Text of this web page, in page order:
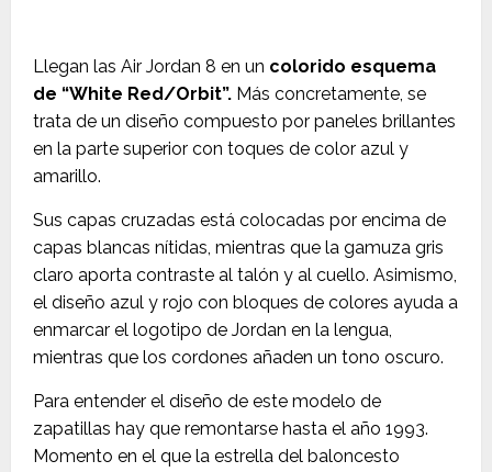
Llegan las Air Jordan 8 en un colorido esquema
de “White Red/Orbit”. Más concretamente, se
trata de un diseño compuesto por paneles brillantes
en la parte superior con toques de color azul y
amarillo.
Sus capas cruzadas está colocadas por encima de
capas blancas nítidas, mientras que la gamuza gris
claro aporta contraste al talón y al cuello. Asimismo,
el diseño azul y rojo con bloques de colores ayuda a
enmarcar el logotipo de Jordan en la lengua,
mientras que los cordones añaden un tono oscuro.
Para entender el diseño de este modelo de
zapatillas hay que remontarse hasta el año 1993.
Momento en el que la estrella del baloncesto